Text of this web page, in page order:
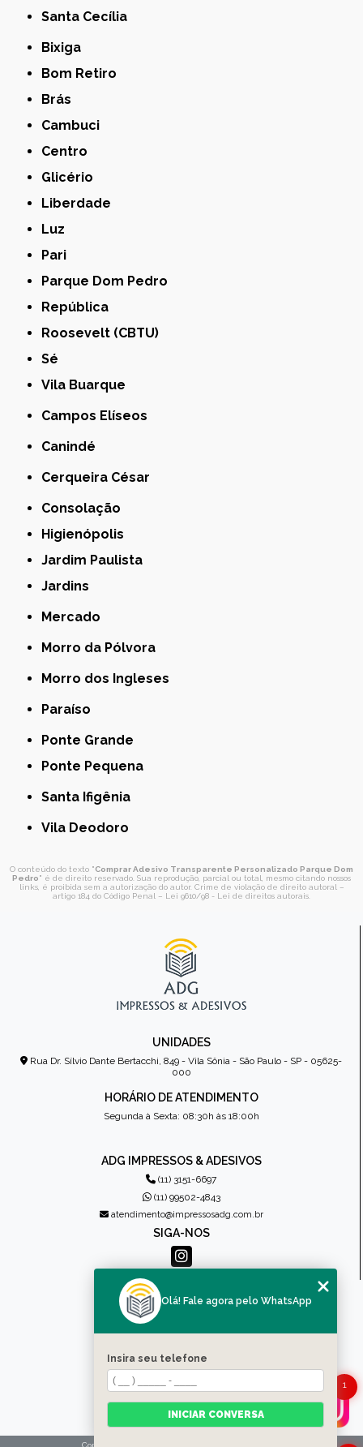
Santa Cecília
Bixiga
Bom Retiro
Brás
Cambuci
Centro
Glicério
Liberdade
Luz
Pari
Parque Dom Pedro
República
Roosevelt (CBTU)
Sé
Vila Buarque
Campos Elíseos
Canindé
Cerqueira César
Consolação
Higienópolis
Jardim Paulista
Jardins
Mercado
Morro da Pólvora
Morro dos Ingleses
Paraíso
Ponte Grande
Ponte Pequena
Santa Ifigênia
Vila Deodoro
O conteúdo do texto "Comprar Adesivo Transparente Personalizado Parque Dom
Pedro" é de direito reservado. Sua reprodução, parcial ou total, mesmo citando nossos
links, é proibida sem a autorização do autor. Crime de violação de direito autoral –
artigo 184 do Código Penal – Lei 9610/98 - Lei de direitos autorais
UNIDADES
Rua Dr. Sílvio Dante Bertacchi, 849 - Vila Sônia - São Paulo - SP - 05625-
000
HORÁRIO DE ATENDIMENTO
Segunda à Sexta: 08:30h às 18:00h
ADG IMPRESSOS & ADESIVOS
(11) 3151-6697
(11) 99502-4843
atendimento@impressosadg.com.br
SIGA-NOS
MENU
QUEM SOMOS
PRODUTOS
CONTATO
CATEGORIAS
MAPA DO SITE
Copyright © Impressos ADG. (Lei 9610 de 19/02/1998)
1
Olá! Fale agora pelo WhatsApp
Insira seu telefone
INICIAR CONVERSA